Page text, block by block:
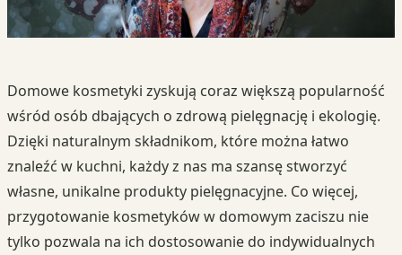
Domowe kosmetyki zyskują coraz większą popularność
wśród osób dbających o zdrową pielęgnację i ekologię.
Dzięki naturalnym składnikom, które można łatwo
znaleźć w kuchni, każdy z nas ma szansę stworzyć
własne, unikalne produkty pielęgnacyjne. Co więcej,
przygotowanie kosmetyków w domowym zaciszu nie
tylko pozwala na ich dostosowanie do indywidualnych